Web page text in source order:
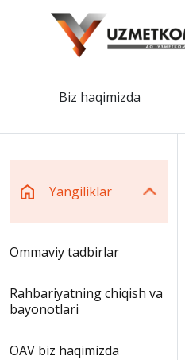
Biz haqimizda
Yangiliklar
Ommaviy tadbirlar
Rahbariyatning chiqish va
bayonotlari
OAV biz haqimizda